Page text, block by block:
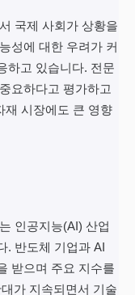
국제 사회가 상황을
성에 대한 우려가 커
하고 있습니다. 전문
요하다고 평가하고
재 시장에도 큰 영향
인공지능(AI) 산업
. 반도체 기업과 AI
받으며 주요 지수를
가 지속되면서 기술